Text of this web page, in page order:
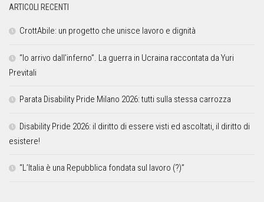
ARTICOLI RECENTI
CrottAbile: un progetto che unisce lavoro e dignità
“Io arrivo dall’inferno”. La guerra in Ucraina raccontata da Yuri
Previtali
Parata Disability Pride Milano 2026: tutti sulla stessa carrozza
Disability Pride 2026: il diritto di essere visti ed ascoltati, il diritto di
esistere!
“L’Italia è una Repubblica fondata sul lavoro (?)”